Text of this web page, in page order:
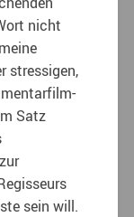
nicht
stressigen,
Satz
sein will.